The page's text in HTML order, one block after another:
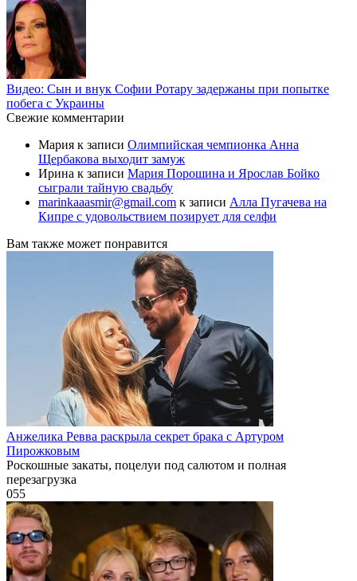
Видео: Сын и внук Софии Ротару задержаны при попытке
побега с Украины
Свежие комментарии
Мария к записи Олимпийская чемпионка Анна
Щербакова выходит замуж
Ирина к записи Мария Порошина и Ярослав Бойко
сыграли тайную свадьбу
marinkaaasmir@gmail.com к записи Алла Пугачева на
Кипре с удовольствием позирует для селфи
Вам также может понравится
Анжелика Ревва раскрыла секрет брака с Артуром
Пирожковым
Роскошные закаты, поцелуи под салютом и полная
перезагрузка
055